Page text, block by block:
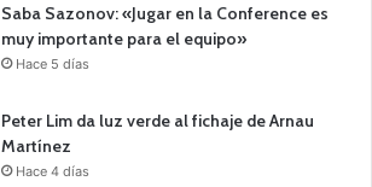
Saba Sazonov: «Jugar en la Conference es
muy importante para el equipo»
Hace 5 días
Peter Lim da luz verde al fichaje de Arnau
Martínez
Hace 4 días